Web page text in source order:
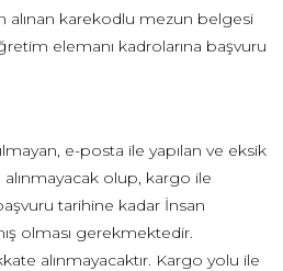
alınan karekodlu mezun belgesi
elemanı kadrolarına başvuru
e-posta ile yapılan ve eksik
olup, kargo ile
tarihine kadar İnsan
olması gerekmektedir.
alınmayacaktır. Kargo yolu ile